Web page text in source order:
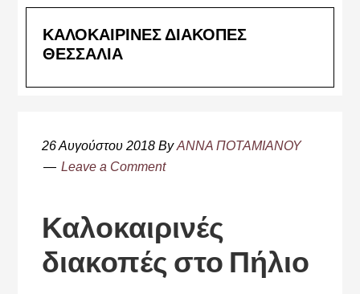
ΚΑΛΟΚΑΙΡΙΝΕΣ ΔΙΑΚΟΠΕΣ
ΘΕΣΣΑΛΙΑ
26 Αυγούστου 2018 ByΑΝΝΑ ΠΟΤΑΜΙΑΝΟΥ
Leave a Comment
Καλοκαιρινές
διακοπές στο Πήλιο